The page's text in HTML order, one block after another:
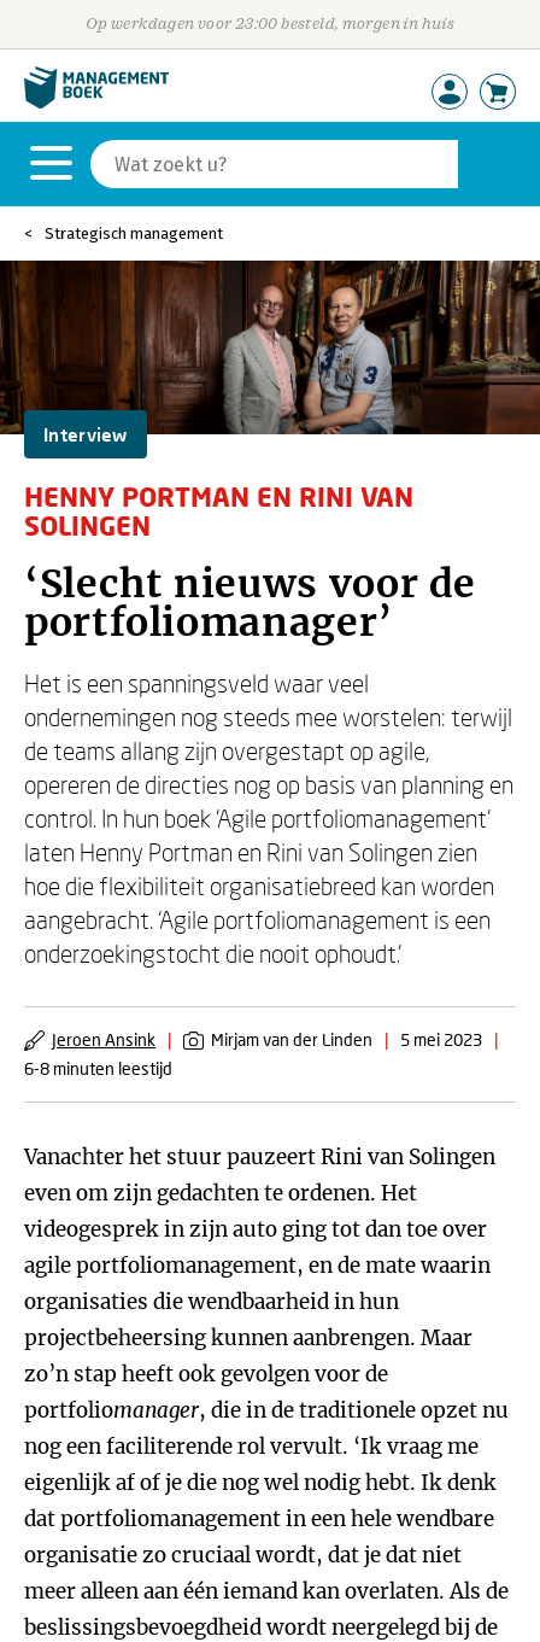
Op werkdagen voor 23:00 besteld, morgen in huis
Strategisch management
Interview
HENNY PORTMAN EN RINI VAN
SOLINGEN
‘Slecht nieuws voor de
portfoliomanager’
Het is een spanningsveld waar veel
ondernemingen nog steeds mee worstelen: terwijl
de teams allang zijn overgestapt op agile,
opereren de directies nog op basis van planning en
control. In hun boek ‘Agile portfoliomanagement’
laten Henny Portman en Rini van Solingen zien
hoe die flexibiliteit organisatiebreed kan worden
aangebracht. ‘Agile portfoliomanagement is een
onderzoekingstocht die nooit ophoudt.’
Jeroen Ansink | Mirjam van der Linden | 5 mei 2023
|
6-8 minuten leestijd
Vanachter het stuur pauzeert Rini van Solingen
even om zijn gedachten te ordenen. Het
videogesprek in zijn auto ging tot dan toe over
agile portfoliomanagement, en de mate waarin
organisaties die wendbaarheid in hun
projectbeheersing kunnen aanbrengen. Maar
zo’n stap heeft ook gevolgen voor de
portfoliomanager, die in de traditionele opzet nu
nog een faciliterende rol vervult. ‘Ik vraag me
eigenlijk af of je die nog wel nodig hebt. Ik denk
dat portfoliomanagement in een hele wendbare
organisatie zo cruciaal wordt, dat je dat niet
meer alleen aan één iemand kan overlaten. Als de
beslissingsbevoegdheid wordt neergelegd bij de